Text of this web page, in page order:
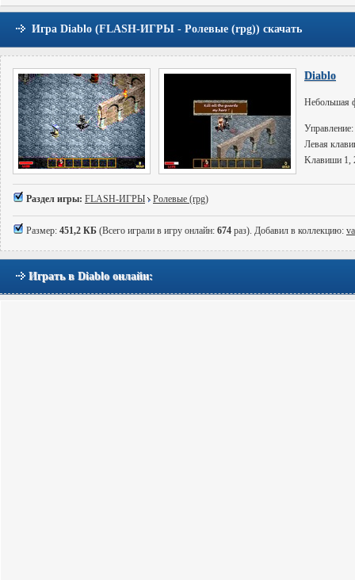
Игра Diablo (FLASH-ИГРЫ - Ролевые (rpg)) скачать
Diablo
Небольшая
Управление:
Левая
Kлавиши 1,
Раздел игры: FLASH-ИГРЫ Ролевые (rpg)
Размер: 451,2 КБ (Всего играли в игру онлайн: 674 раз). Добавил в коллекцию:
Играть в Diablo онлайн: